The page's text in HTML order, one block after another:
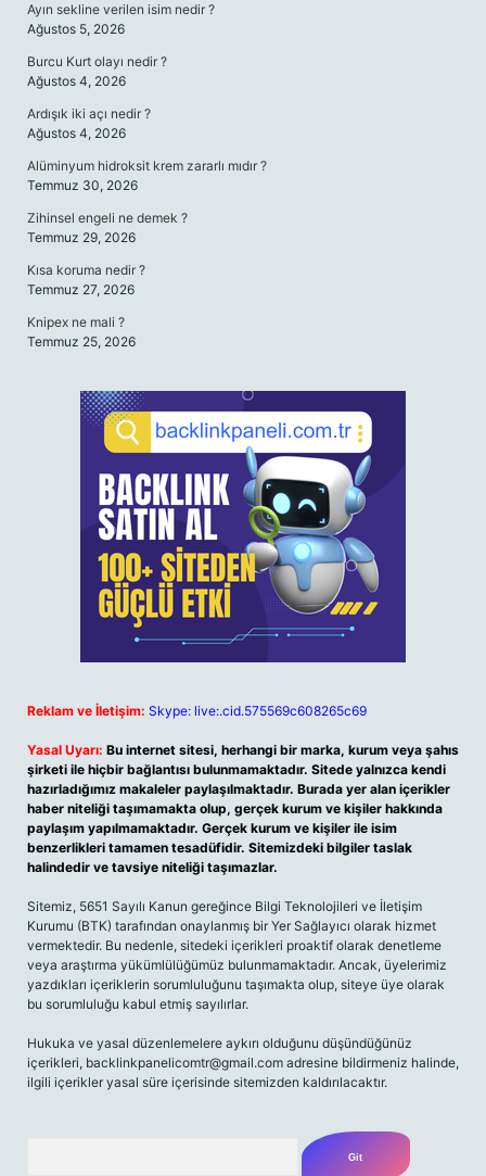
Ayın sekline verilen isim nedir ?
Ağustos 5, 2026
Burcu Kurt olayı nedir ?
Ağustos 4, 2026
Ardışık iki açı nedir ?
Ağustos 4, 2026
Alüminyum hidroksit krem zararlı mıdır ?
Temmuz 30, 2026
Zihinsel engeli ne demek ?
Temmuz 29, 2026
Kısa koruma nedir ?
Temmuz 27, 2026
Knipex ne mali ?
Temmuz 25, 2026
Reklam ve İletişim: Skype: live:.cid.575569c608265c69
Yasal Uyarı: Bu internet sitesi, herhangi bir marka, kurum veya şahıs
şirketi ile hiçbir bağlantısı bulunmamaktadır. Sitede yalnızca kendi
hazırladığımız makaleler paylaşılmaktadır. Burada yer alan içerikler
haber niteliği taşımamakta olup, gerçek kurum ve kişiler hakkında
paylaşım yapılmamaktadır. Gerçek kurum ve kişiler ile isim
benzerlikleri tamamen tesadüfidir. Sitemizdeki bilgiler taslak
halindedir ve tavsiye niteliği taşımazlar.
Sitemiz, 5651 Sayılı Kanun gereğince Bilgi Teknolojileri ve İletişim
Kurumu (BTK) tarafından onaylanmış bir Yer Sağlayıcı olarak hizmet
vermektedir. Bu nedenle, sitedeki içerikleri proaktif olarak denetleme
veya araştırma yükümlülüğümüz bulunmamaktadır. Ancak, üyelerimiz
yazdıkları içeriklerin sorumluluğunu taşımakta olup, siteye üye olarak
bu sorumluluğu kabul etmiş sayılırlar.
Hukuka ve yasal düzenlemelere aykırı olduğunu düşündüğünüz
içerikleri, backlinkpanelicomtr@gmail.com adresine bildirmeniz halinde,
ilgili içerikler yasal süre içerisinde sitemizden kaldırılacaktır.